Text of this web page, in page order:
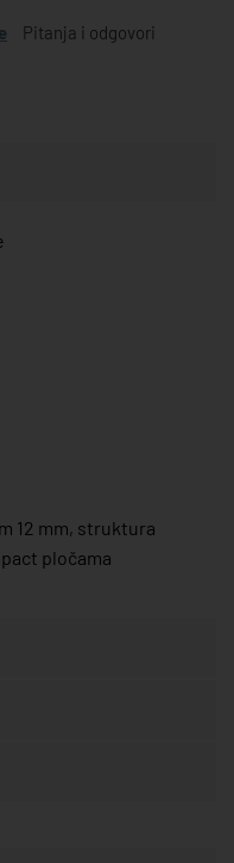
Pitanja i odgovori
12 mm, struktura
pločama